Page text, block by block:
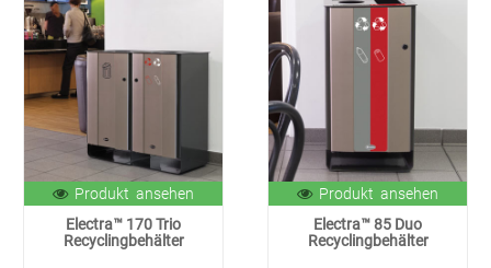
Produkt ansehen
Electra™ 170 Trio
Recyclingbehälter
Produkt ansehen
Electra™ 85 Duo
Recyclingbehälter